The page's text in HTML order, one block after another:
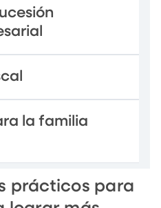
la familia
prácticos para